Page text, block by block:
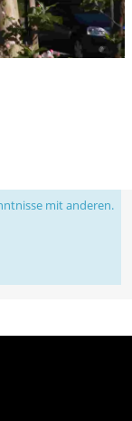
mit anderen.